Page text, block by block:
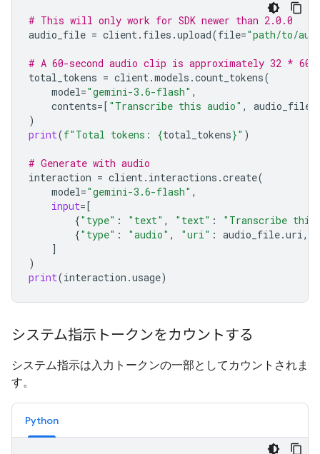
# This will only work for SDK newer than 2.0.0
audio_file = client. files .upload(file="path/to/
# A 60-second audio clip is approximately 32 * 60
total_tokens = client.models .count_tokens(
model="gemini-3.6-flash" ,
contents=[ "Transcribe this audio" , audio_file
)
print(f"Total tokens: {total_tokens}" )
# Generate with audio
interaction = client. interactions .create(
model="gemini-3.6-flash" ,
input=[
{"type" : "text" , "text" :
"Transcribe this
{"type" : "audio" , "uri" : audio_file.uri,
]
)
print(interaction .usage)
システム指示トークンをカウントする
システム指示は入力トークンの一部としてカウントされま
す。
Python